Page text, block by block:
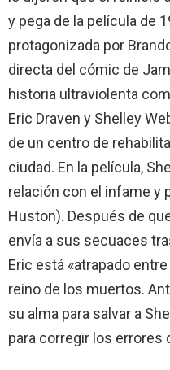
y pega de la película de
protagonizada por
directa del cómic de
historia ultraviolenta
Eric Draven y Shelley
de un centro de
ciudad. En la película,
relación con el infame y
Huston). Después de
envía a sus secuaces
Eric está «atrapado
reino de los muertos.
su alma para salvar a
para corregir los errores